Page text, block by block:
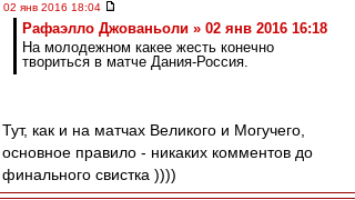
02 янв 2016 18:04
Рафаэлло Джованьоли » 02 янв 2016 16:18
На молодежном какее жесть конечно
твориться в матче Дания-Россия.
Тут, как и на матчах Великого и Могучего,
основное правило - никаких комментов до
финального свистка ))))